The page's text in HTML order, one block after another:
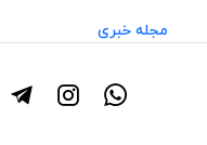
مجله خبری